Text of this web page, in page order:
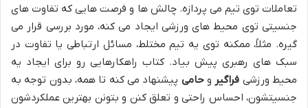
تعاملات توی تیم می پردازه. چالش ها و فرصت هایی که تفاوت های
جنسیتی توی محیط های ورزشی ایجاد می کنه، مورد بررسی قرار می
گیره. مثلاً، ممکنه توی یه تیم مختلط، مسائل ارتباطی یا تفاوت در
سبک های رهبری پیش بیاد. کتاب راهکارهایی رو برای ایجاد یه
محیط ورزشی فراگیر وحامی پیشنهاد می کنه تا همه، بدون توجه به
جنسیتشون، احساس راحتی و تعلق کنن و بتونن بهترین عملکردشون